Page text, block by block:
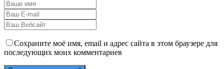
Сохраните моё имя, email и адрес сайта в этом браузере для
последующих моих комментариев